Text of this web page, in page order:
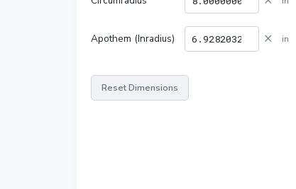
Apothem (Inradius) × in
Reset Dimensions